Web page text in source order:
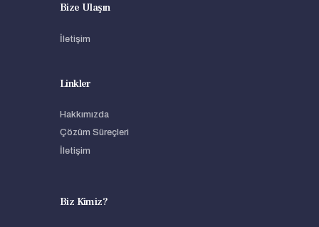
Bize Ulaşın
İletişim
Linkler
Hakkımızda
Çözüm Süreçleri
İletişim
Biz Kimiz?